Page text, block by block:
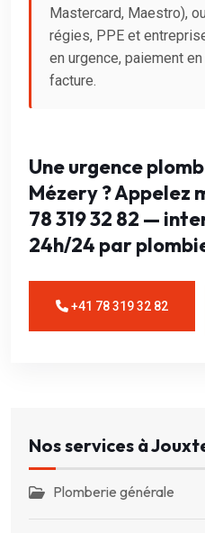
Mastercard, Maestro),
régies, PPE et
en urgence, paiement
facture.
Une urgence
Mézery ? Appelez
78 319 32 82 —
24h/24 par
+41 78 319 32 82
Nos services à
Plomberie générale